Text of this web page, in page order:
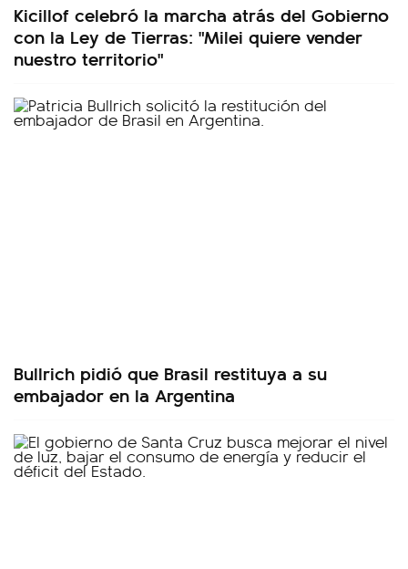
Kicillof celebró la marcha atrás del Gobierno
con la Ley de Tierras: "Milei quiere vender
nuestro territorio"
Bullrich pidió que Brasil restituya a su
embajador en la Argentina